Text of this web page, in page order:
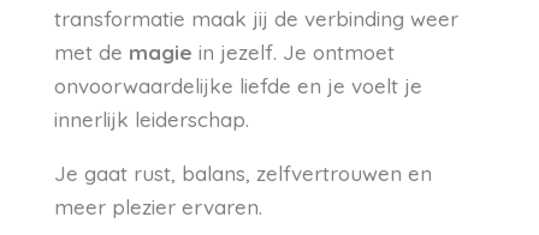
transformatie maak jij de verbinding weer
met de magie in jezelf. Je ontmoet
onvoorwaardelijke liefde en je voelt je
innerlijk leiderschap.
Je gaat rust, balans, zelfvertrouwen en
meer plezier ervaren.